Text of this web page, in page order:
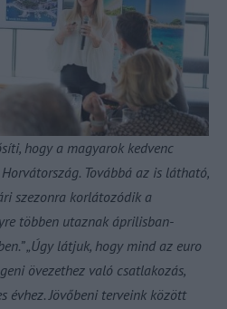
hogy a magyarok kedvenc
Továbbá az is látható,
szezonra korlátozódik a
többen utaznak áprilisban-
„Úgy látjuk, hogy mind az euro
övezethez való csatlakozás,
évhez. Jövőbeni terveink között